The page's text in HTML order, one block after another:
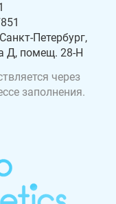
Петербург,
Д, помещ. 28-Н
через
заполнения.